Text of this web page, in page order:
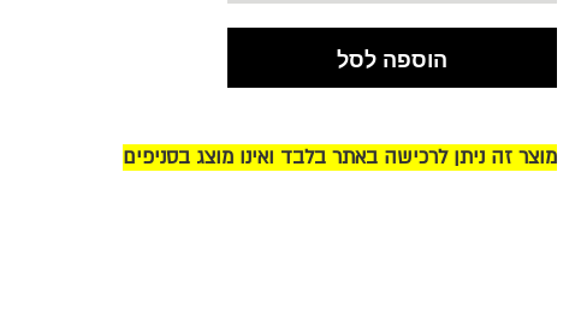
הוספה לסל
מוצר זה ניתן לרכישה באתר בלבד ואינו מוצג בסניפים